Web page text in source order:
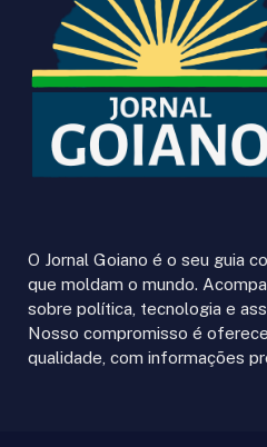
O Jornal Goiano é o seu guia
que moldam o mundo.
sobre política, tecnologia e
Nosso compromisso é
qualidade, com informações